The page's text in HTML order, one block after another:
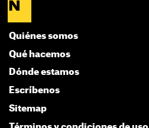
Quiénes somos
Qué hacemos
Dónde estamos
Escríbenos
Sitemap